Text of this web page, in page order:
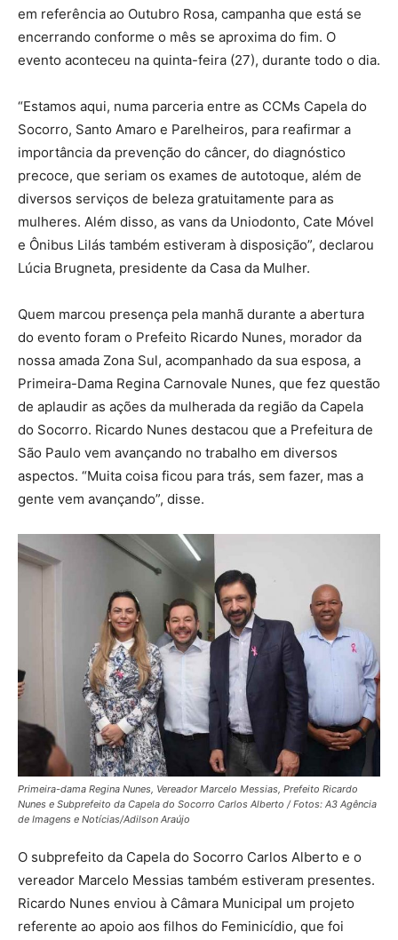
em referência ao Outubro Rosa, campanha que está se
encerrando conforme o mês se aproxima do fim. O
evento aconteceu na quinta-feira (27), durante todo o dia.
“Estamos aqui, numa parceria entre as CCMs Capela do
Socorro, Santo Amaro e Parelheiros, para reafirmar a
importância da prevenção do câncer, do diagnóstico
precoce, que seriam os exames de autotoque, além de
diversos serviços de beleza gratuitamente para as
mulheres. Além disso, as vans da Uniodonto, Cate Móvel
e Ônibus Lilás também estiveram à disposição”, declarou
Lúcia Brugneta, presidente da Casa da Mulher.
Quem marcou presença pela manhã durante a abertura
do evento foram o Prefeito Ricardo Nunes, morador da
nossa amada Zona Sul, acompanhado da sua esposa, a
Primeira-Dama Regina Carnovale Nunes, que fez questão
de aplaudir as ações da mulherada da região da Capela
do Socorro. Ricardo Nunes destacou que a Prefeitura de
São Paulo vem avançando no trabalho em diversos
aspectos. “Muita coisa ficou para trás, sem fazer, mas a
gente vem avançando”, disse.
Primeira-dama Regina Nunes, Vereador Marcelo Messias, Prefeito Ricardo
Nunes e Subprefeito da Capela do Socorro Carlos Alberto / Fotos: A3 Agência
de Imagens e Notícias/Adilson Araújo
O subprefeito da Capela do Socorro Carlos Alberto e o
vereador Marcelo Messias também estiveram presentes.
Ricardo Nunes enviou à Câmara Municipal um projeto
referente ao apoio aos filhos do Feminicídio, que foi